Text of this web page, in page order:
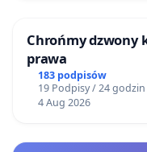
Chrońmy dzwony
prawa
183 podpisów
19 Podpisy / 24 godzin
4 Aug 2026